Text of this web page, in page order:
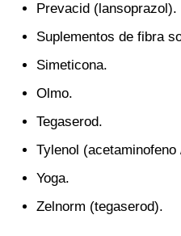
Prevacid (lansoprazol).
Suplementos de fibra
Simeticona.
Olmo.
Tegaserod.
Tylenol
Yoga.
Zelnorm (tegaserod).